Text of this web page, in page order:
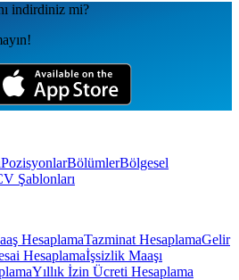
indirdiniz mi?
PozisyonlarBölümlerBölgesel
Şablonları
HesaplamaTazminat HesaplamaGelir
Hesaplamaİşsizlik Maaşı
Yıllık İzin Ücreti Hesaplama